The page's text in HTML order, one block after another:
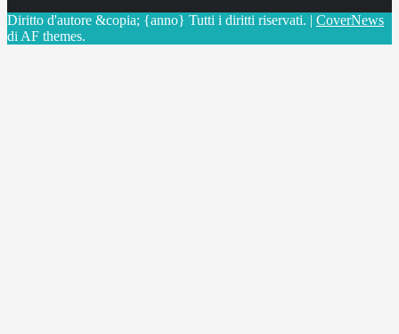
Diritto d'autore &copia; {anno} Tutti i diritti riservati. | CoverNews
di AF themes.